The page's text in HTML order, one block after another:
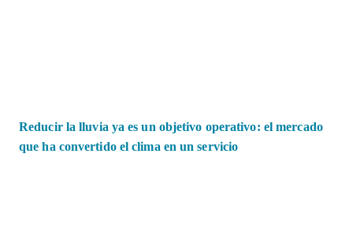
Reducir la lluvia ya es un objetivo operativo: el mercado
que ha convertido el clima en un servicio